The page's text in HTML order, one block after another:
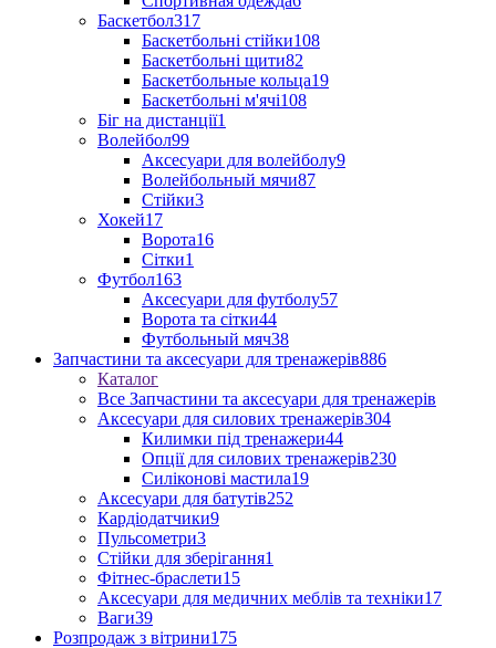
Баскетбол317
Баскетбольні стійки108
Баскетбольні щити82
Баскетбольные кольца19
Баскетбольні м'ячі108
Біг на дистанції1
Волейбол99
Аксесуари для волейболу9
Волейбольный мячи87
Стійки3
Хокей17
Ворота16
Сітки1
Футбол163
Аксесуари для футболу57
Ворота та сітки44
Футбольный мяч38
Запчастини та аксесуари для тренажерів886
Каталог
Все Запчастини та аксесуари для тренажерів
Аксесуари для силових тренажерів304
Килимки під тренажери44
Опції для силових тренажерів230
Силіконові мастила19
Аксесуари для батутів252
Кардіодатчики9
Пульсометри3
Стійки для зберігання1
Фітнес-браслети15
Аксесуари для медичних меблів та техніки17
Ваги39
Розпродаж з вітрини175